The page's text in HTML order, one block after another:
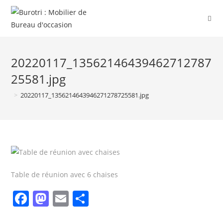
20220117_13562146439462712787
25581.jpg
> 20220117_1356214643946271278725581.jpg
Table de réunion avec 6 chaises
F M E